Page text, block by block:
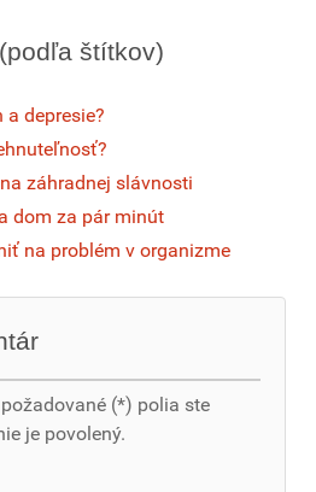
štítkov)
a depresie?
záhradnej slávnosti
dom za pár minút
na problém v organizme
(*) polia ste
je povolený.